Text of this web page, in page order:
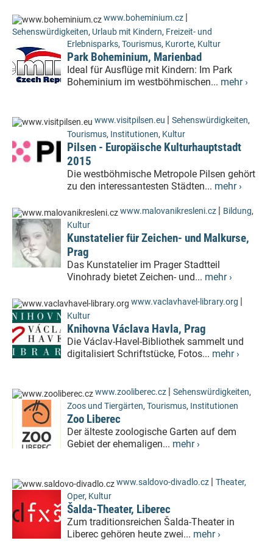
www.boheminium.cz |
Sehenswürdigkeiten, Urlaub mit Kindern, Freizeit- und
Erlebnisparks, Tourismus, Kurorte, Kultur
Park Boheminium, Marienbad
Ideal für Ausflüge mit Kindern: Im Park
Boheminium im westböhmischen... mehr ›
www.visitpilsen.eu | Sehenswürdigkeiten,
Tourismus, Institutionen, Kultur
Pilsen - Europäische Kulturhauptstadt
2015
Die westböhmische Metropole Pilsen gehört
zu den interessantesten Städten... mehr ›
www.malovanikresleni.cz | Bildung,
Kultur
Kunstatelier für Zeichen- und Malkurse,
Prag
Das Kunstatelier im Prager Stadtteil
Vinohrady bietet Zeichen- und... mehr ›
www.vaclavhavel-library.org |
Kultur
Knihovna Václava Havla, Prag
Die Václav-Havel-Bibliothek sammelt und
digitalisiert Schriftstücke, Fotos... mehr ›
www.zooliberec.cz | Sehenswürdigkeiten,
Zoos und Tiergärten, Tourismus, Institutionen
Zoo Liberec
Der älteste zoologische Garten auf dem
Gebiet der ehemaligen... mehr ›
www.saldovo-divadlo.cz | Theater,
Oper, Kultur
Šalda-Theater, Liberec
Zum traditionsreichen Šalda-Theater in
Liberec gehören heute zwei... mehr ›